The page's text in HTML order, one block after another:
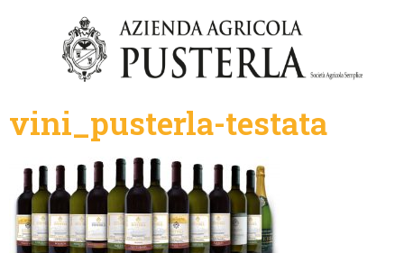
vini_pusterla-testata